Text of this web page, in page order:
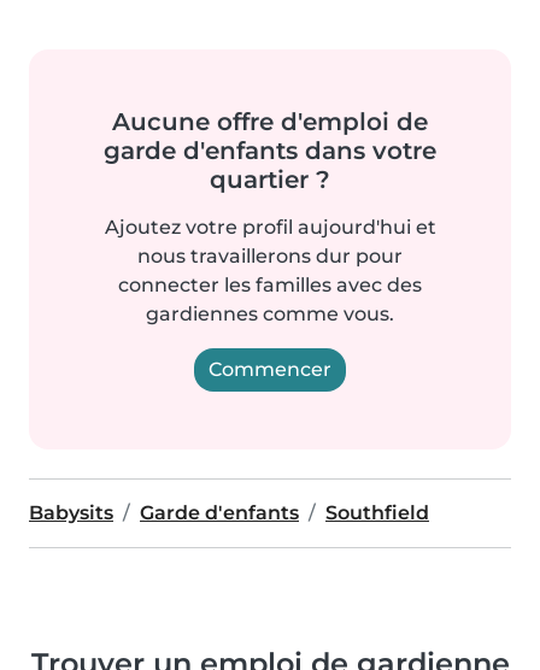
Aucune offre d'emploi de
garde d'enfants dans votre
quartier ?
Ajoutez votre profil aujourd'hui et
nous travaillerons dur pour
connecter les familles avec des
gardiennes comme vous.
Commencer
Babysits Garde d'enfants Southfield